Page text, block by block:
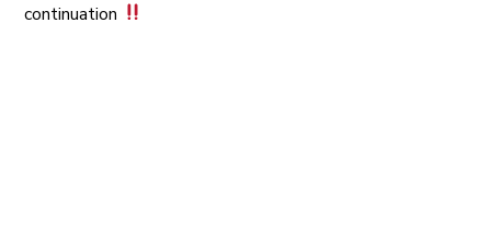
continuation